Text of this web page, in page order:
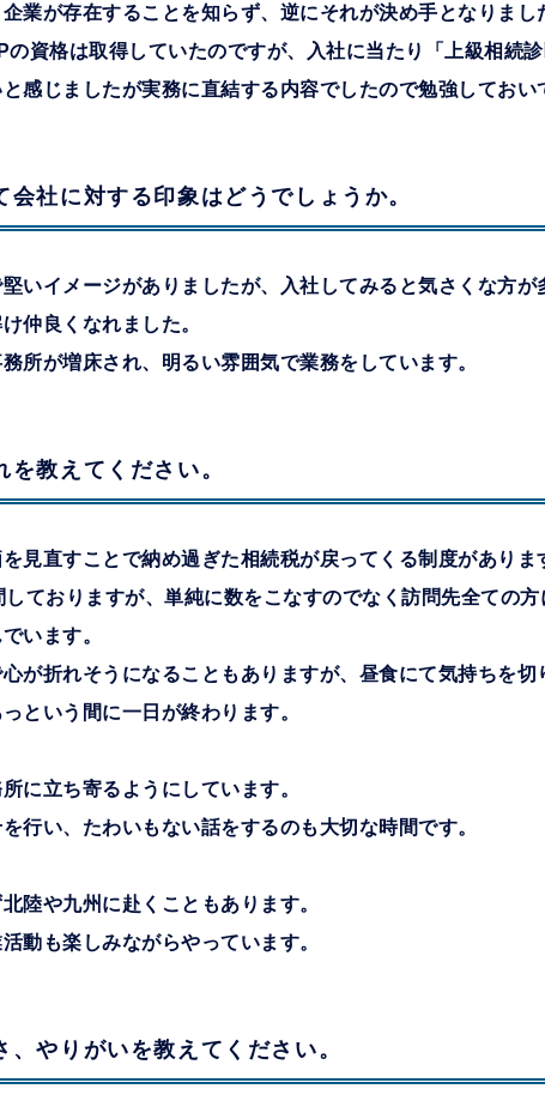
企業が存在することを知らず、逆にそれが決め手となりまし
資格は取得していたのですが、入社に当たり「上級相続診
感じましたが実務に直結する内容でしたので勉強しておい
会社に対する印象はどうでしょうか。
いイメージがありましたが、入社してみると気さくな方が
仲良くなれました。
所が増床され、明るい雰囲気で業務をしています。
教えてください。
見直すことで納め過ぎた相続税が戻ってくる制度がありま
ておりますが、単純に数をこなすのでなく訪問先全ての
います。
が折れそうになることもありますが、昼食にて気持ちを切
という間に一日が終わります。
に立ち寄るようにしています。
行い、たわいもない話をするのも大切な時間です。
陸や九州に赴くこともあります。
動も楽しみながらやっています。
、やりがいを教えてください。